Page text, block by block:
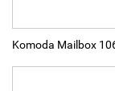
Komoda Mailbox